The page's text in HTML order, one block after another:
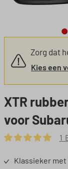
Zorg dat
Kies een
XTR
voor
Klassieker
1